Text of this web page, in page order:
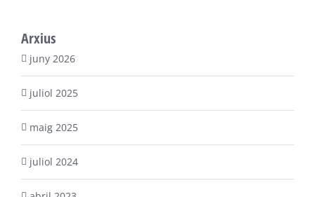
Arxius
juny 2026
juliol 2025
maig 2025
juliol 2024